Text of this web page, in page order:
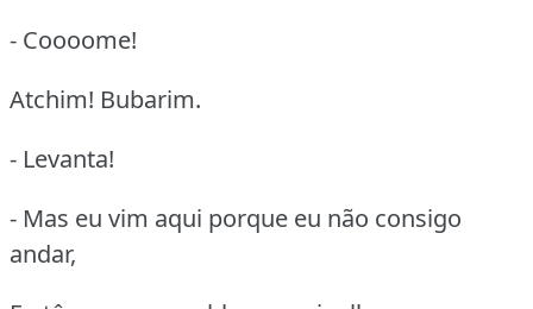
- Coooome!
Atchim! Bubarim.
- Levanta!
- Mas eu vim aqui porque eu não consigo
andar,